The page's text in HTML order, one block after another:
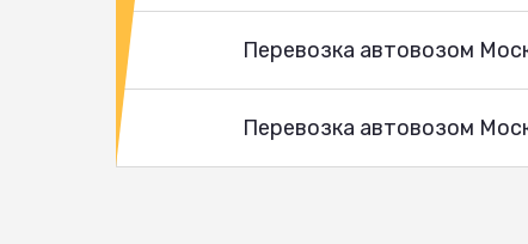
Перевозка автовозом
Перевозка автовозом